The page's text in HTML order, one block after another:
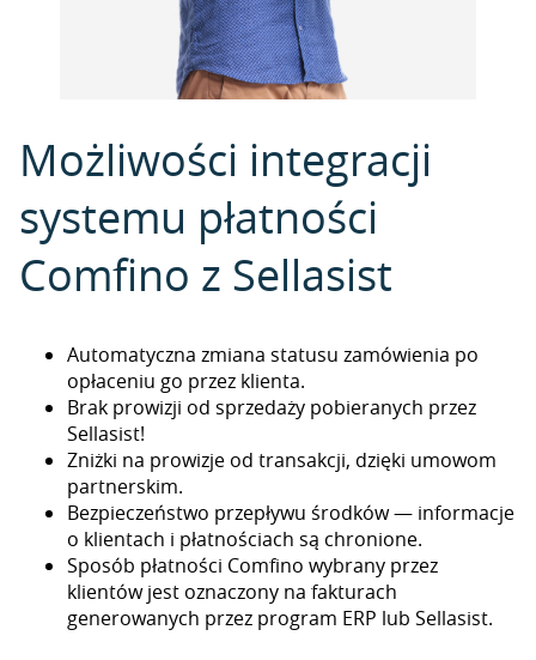
Możliwości integracji
systemu płatności
Comfino z Sellasist
Automatyczna zmiana statusu zamówienia po
opłaceniu go przez klienta.
Brak prowizji od sprzedaży pobieranych przez
Sellasist!
Zniżki na prowizje od transakcji, dzięki umowom
partnerskim.
Bezpieczeństwo przepływu środków — informacje
o klientach i płatnościach są chronione.
Sposób płatności Comfino wybrany przez
klientów jest oznaczony na fakturach
generowanych przez program ERP lub Sellasist.